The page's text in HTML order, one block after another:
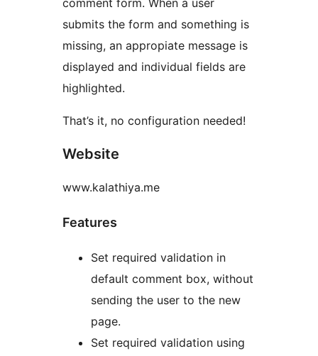
comment form. When a user
submits the form and something is
missing, an appropiate message is
displayed and individual fields are
highlighted.
That’s it, no configuration needed!
Website
www.kalathiya.me
Features
Set required validation in
default comment box, without
sending the user to the new
page.
Set required validation using